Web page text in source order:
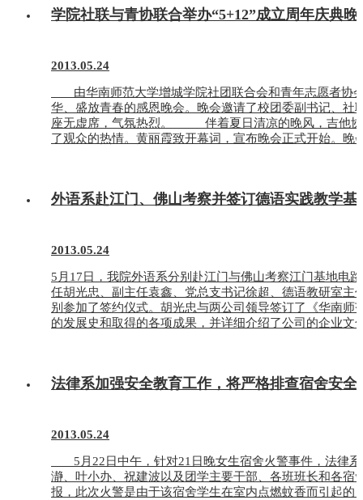
学院社联与青协联合举办“5+12”成立周年庆典晚
2013.05.24
由华南师范大学增城学院社团联合会和青年志愿者协
华、盛放青春的感恩晚会。晚会邀请了校团委副书记、
座无虚席，气氛热烈。 伴着夏日清凉的晚风，吉他协
了观众的热情。黄丽霞致开幕词，宣布晚会正式开始。晚
外语系赴江门、佛山考察并签订德语实践教学基
2013.05.24
5月17日，我院外语系分别赴江门与佛山考察江门基地电
任胡光忠、副主任袁鑫、党总支书记徐超、德语教研室
别参加了签约仪式。胡光忠与两公司领导签订了《华南
的发展史和取得的各项成果，并详细介绍了公司的企业
法律系加强安全教育工作，将严格排查宿舍安全
2013.05.24
5月22日中午，针对21日晚女生宿舍火警事件，法律系
瀞、叶小办、祝建波以及团学主要干部、各班班长和各
报，此次火警是由于该宿舍学生在室内点燃蚊香而引起